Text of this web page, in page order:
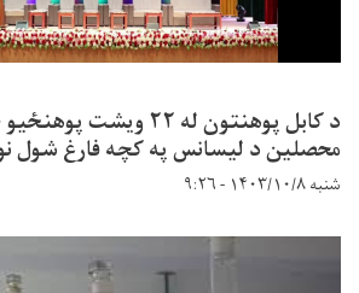
محصلین د لیسانس په کچه فارغ شول
شنبه ۱۴۰۳/۱۰/۸ - ۹:۲۶